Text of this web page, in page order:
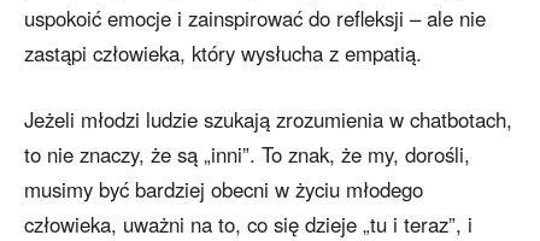
uspokoić emocje i zainspirować do refleksji – ale nie
zastąpi człowieka, który wysłucha z empatią.
Jeżeli młodzi ludzie szukają zrozumienia w chatbotach,
to nie znaczy, że są „inni”. To znak, że my, dorośli,
musimy być bardziej obecni w życiu młodego
człowieka, uważni na to, co się dzieje „tu i teraz”, i